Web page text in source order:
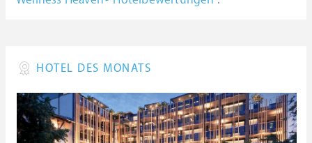
HOTEL DES MONATS